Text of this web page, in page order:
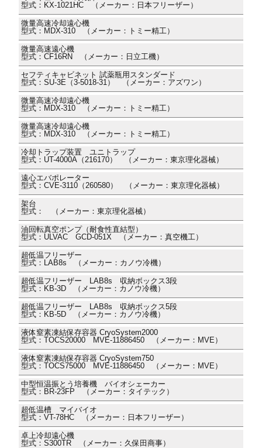
型式：KX-1021HC （メーカー：日本フリーザー）
微量高速冷却遠心機
型式：MDX-310 （メーカー：トミー精工）
微量高速遠心機
型式：CF16RN （メーカー：日立工機）
セフティキャビネット 試薬瓶用スタンダード
型式：SU-3E（3-5018-31） （メーカー：アズワン）
微量高速冷却遠心機
型式：MDX-310 （メーカー：トミー精工）
微量高速冷却遠心機
型式：MDX-310 （メーカー：トミー精工）
冷却トラップ装置 ユニトラップ
型式：UT-4000A（216170） （メーカー：東京理化器械）
遠心エバポレーター
型式：CVE-3110（260580） （メーカー：東京理化器械）
架台
型式： （メーカー：東京理化器械）
油回転真空ポンプ（耐食性直結型）
型式：ULVAC GCD-051X （メーカー：真空機工）
超低温フリーザー
型式：LAB8s （メーカー：カノウ冷機）
超低温フリーザー LAB8s 収納ボックス3段
型式：KB-3D （メーカー：カノウ冷機）
超低温フリーザー LAB8s 収納ボックス5段
型式：KB-5D （メーカー：カノウ冷機）
液体窒素凍結保存容器 CryoSystem2000
型式：TOCS20000 MVE-11886450 （メーカー：MVE）
液体窒素凍結保存容器 CryoSystem750
型式：TOCS75000 MVE-11886450 （メーカー：MVE）
中型恒温振とう培養機 バイオシェーカー
型式：BR-23FP （メーカー：タイテック）
超低温槽 マイバイオ
型式：VT-78HC （メーカー：日本フリーザー）
卓上冷却遠心機
型式：S300TR （メーカー：久保田商事）